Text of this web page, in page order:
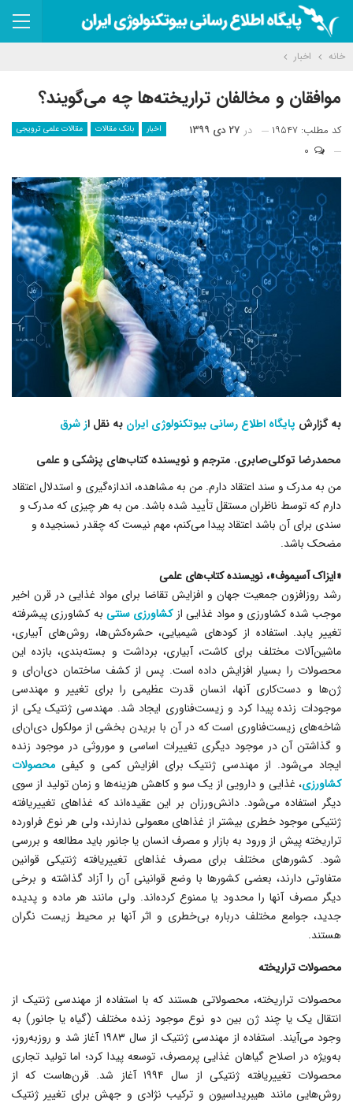
خانه اخبار
موافقان و مخالفان تراریخته‌ها چه می‌گویند؟
اخبار بانک مقالات مقالات علمی ترویجی کد مطلب: ۱۹۵۴۷ در ۲۷ دی ۱۳۹۹
به گزارش پایگاه اطلاع رسانی بیوتکنولوژی ایران به نقل از شرق
محمدرضا توکلى‌صابرى. مترجم و نویسنده کتاب‌های پزشکی و علمی
من به مدرک و سند اعتقاد دارم. من به مشاهده، اندازه‌گیرى و استدلال اعتقاد
دارم که توسط ناظران مستقل تأیید شده باشد. من به هر چیزى که مدرک و
سندى براى آن باشد اعتقاد پیدا مى‌کنم، مهم نیست که چقدر نسنجیده و
مضحک باشد.
«ایزاک آسیموف»، نویسنده کتاب‌هاى علمى
رشد روزافزون جمعیت جهان و افزایش تقاضا برای مواد غذایی در قرن اخیر
موجب شده کشاورزی و مواد غذایی از کشاورزی سنتیبه کشاورزی پیشرفته
تغییر یابد. استفاده از کودهاى شیمیایى، حشره‌کش‌ها، روش‌هاى آبیارى،
ماشین‌آلات مختلف براى کاشت، آبیارى، برداشت و بسته‌بندى، بازده این
محصولات را بسیار افزایش داده است. پس از کشف ساختمان دى‌ان‌ای و
ژن‌ها و دست‌کارى آنها، انسان قدرت عظیمى را براى تغییر و مهندسى
موجودات زنده پیدا کرد و زیست‌فناورى ایجاد شد. مهندسى ژنتیک یکى از
شاخه‌هاى زیست‌فناورى است که در آن با بریدن بخشى از مولکول دى‌ان‌ای
و گذاشتن آن در موجود دیگرى تغییرات اساسى و موروثى در موجود زنده
ایجاد مى‌شود. از مهندسى ژنتیک براى افزایش کمی و کیفی محصولات
کشاورزى، غذایى و دارویى از یک سو و کاهش هزینه‌ها و زمان تولید از سوى
دیگر استفاده مى‌شود. دانش‌ورزان بر این عقیده‌اند که غذاهاى تغییریافته
ژنتیکی موجود خطرى بیشتر از غذاهاى معمولى ندارند، ولى هر نوع فراورده
تراریخته پیش از ورود به بازار و مصرف انسان یا جانور باید مطالعه و بررسى
شود. کشورهاى مختلف براى مصرف غذاهاى تغییریافته ژنتیکی قوانین
متفاوتى دارند، بعضى کشورها با وضع قوانینى آن را آزاد گذاشته و برخى
دیگر مصرف آنها را محدود یا ممنوع کرده‌اند. ولى مانند هر ماده و پدیده
جدید، جوامع مختلف درباره بى‌خطرى و اثر آنها بر محیط زیست نگران
هستند.
محصولات تراریخته
محصولات تراریخته، محصولاتی هستند که با استفاده از مهندسی ژنتیک از
انتقال یک یا چند ژن بین دو نوع موجود زنده مختلف (گیاه یا جانور) به
وجود می‌آیند. استفاده از مهندسی ژنتیک از سال ۱۹۸۳ آغاز شد و روزبه‌روز،
به‌ویژه در اصلاح گیاهان غذایى پرمصرف، توسعه پیدا کرد؛ اما تولید تجارى
محصولات تغییریافته ژنتیکى از سال ۱۹۹۴ آغاز شد. قرن‌هاست که از
روش‌هایی مانند هیبریداسیون و ترکیب نژادی و جهش برای تغییر ژنتیک